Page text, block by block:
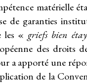
matérielle
de garanties
les « griefs bien
des droits
a apporté une
de la